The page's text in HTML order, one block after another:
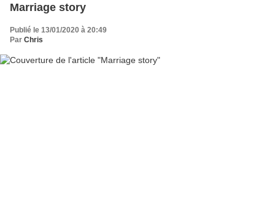
Marriage story
Publié le 13/01/2020 à 20:49
Par Chris